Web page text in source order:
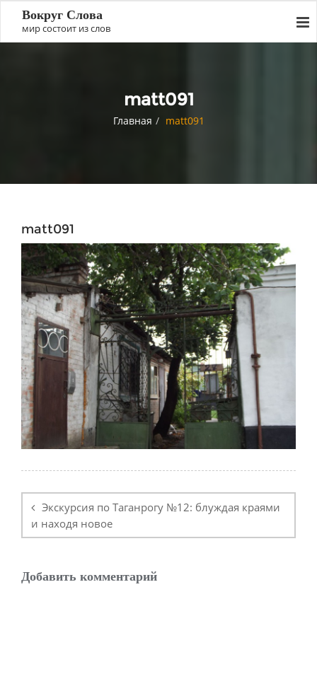
Вокруг Слова
мир состоит из слов
matt091
Главная matt091
matt091
Навигация
по
записям
Экскурсия по Таганрогу №12: блуждая краями
и находя новое
Добавить комментарий